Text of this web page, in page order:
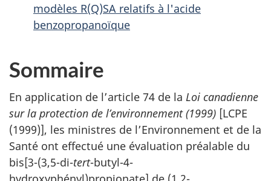
modèles R(Q)SA relatifs à l'acide
benzopropanoïque
Sommaire
En application de l’article 74 de la Loi canadienne
sur la protection de l’environnement (1999) [LCPE
(1999)], les ministres de l’Environnement et de la
Santé ont effectué une évaluation préalable du
bis[3-(3,5-di-tert-butyl-4-